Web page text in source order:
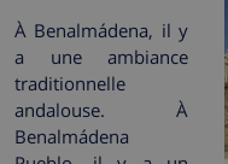
À Benalmádena, il y
a une ambiance
traditionnelle
andalouse. À
Benalmádena